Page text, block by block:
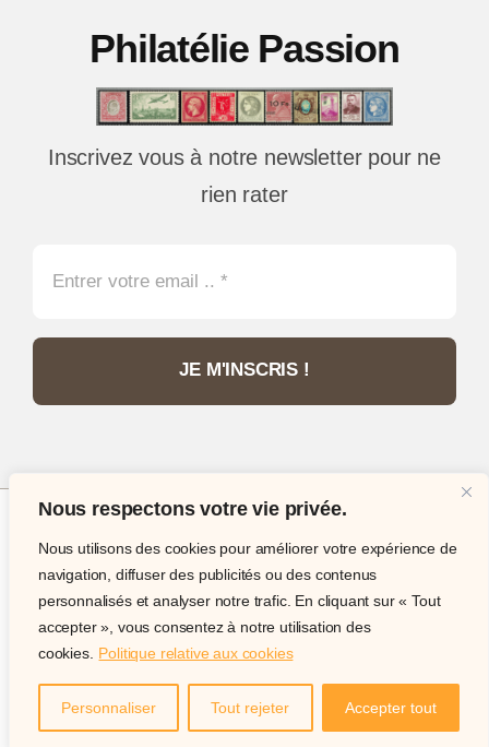
Nous respectons votre vie privée.
Nous utilisons des cookies pour améliorer votre expérience de
navigation, diffuser des publicités ou des contenus
personnalisés et analyser notre trafic. En cliquant sur « Tout
accepter », vous consentez à notre utilisation des
cookies. Politique relative aux cookies
Personnaliser Tout rejeter Accepter tout
Philatélie Passion
Inscrivez vous à notre newsletter pour ne
rien rater
JE M'INSCRIS !
© Copyright 2012 - 2026 •Philatélie Passion•
Tous droits réservés • Site internet réalisé par
Site internet sécurisé acceptant les paiement par carte,